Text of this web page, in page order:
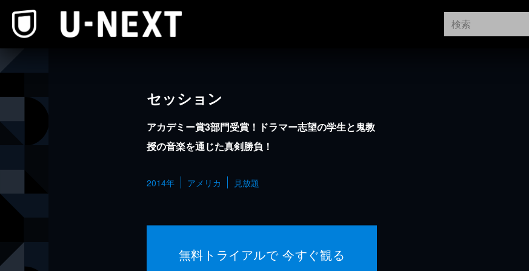
セッション
アカデミー賞3部門受賞！ドラマー志望の学生と鬼教
授の音楽を通じた真剣勝負！
2014年 アメリカ 見放題
無料トライアルで 今すぐ観る